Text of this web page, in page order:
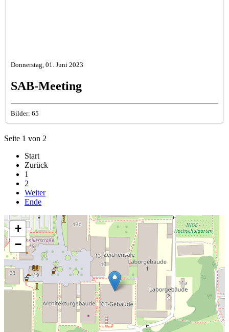
Donnerstag, 01. Juni 2023
SAB-Meeting
Bilder: 65
Seite 1 von 2
Start
Zurück
1
2
Weiter
Ende
+
−